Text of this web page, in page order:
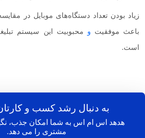
زیاد بودن تعداد دستگاه‌های موبایل در
باعث موفقیت و محبوبیت این سیستم
است.
به دنبال رشد کسب و
هدهد اس ام اس به شما امکان جذب،
مشتری را می دهد.